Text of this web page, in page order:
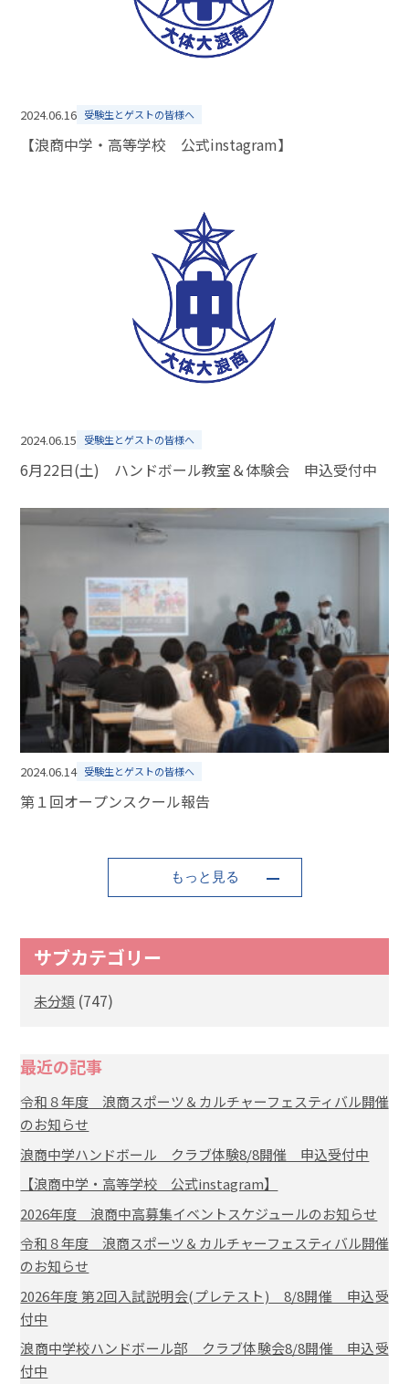
2024.06.16 受験生とゲストの皆様へ
【浪商中学・高等学校 公式instagram】
2024.06.15 受験生とゲストの皆様へ
6月22日(土) ハンドボール教室＆体験会 申込受付中
2024.06.14 受験生とゲストの皆様へ
第１回オープンスクール報告
もっと見る
サブカテゴリー
未分類 (747)
最近の記事
令和８年度 浪商スポーツ＆カルチャーフェスティバル開催
のお知らせ
浪商中学ハンドボール クラブ体験8/8開催 申込受付中
【浪商中学・高等学校 公式instagram】
2026年度 浪商中高募集イベントスケジュールのお知らせ
令和８年度 浪商スポーツ＆カルチャーフェスティバル開催
のお知らせ
2026年度 第2回入試説明会(プレテスト) 8/8開催 申込受
付中
浪商中学校ハンドボール部 クラブ体験会8/8開催 申込受
付中